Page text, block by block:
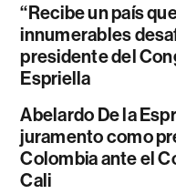
“Recibe un país
innumerables
presidente del
Espriella
Abelardo De la
juramento como
Colombia ante el
Cali